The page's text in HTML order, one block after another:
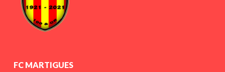
FC MARTIGUES